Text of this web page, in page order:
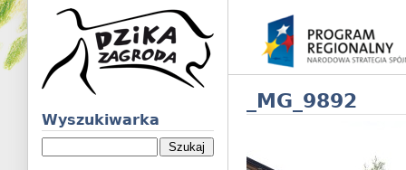
Wyszukiwarka
_MG_9892